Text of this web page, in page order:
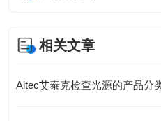
相关文章
Aitec艾泰克检查光源的产品分